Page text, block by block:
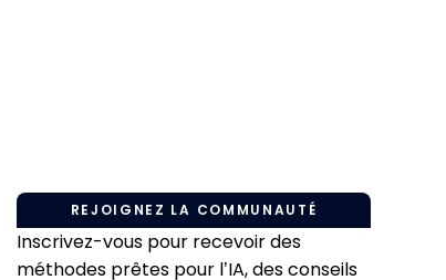
REJOIGNEZ LA COMMUNAUTÉ
Inscrivez-vous pour recevoir des
méthodes prêtes pour l’IA, des conseils